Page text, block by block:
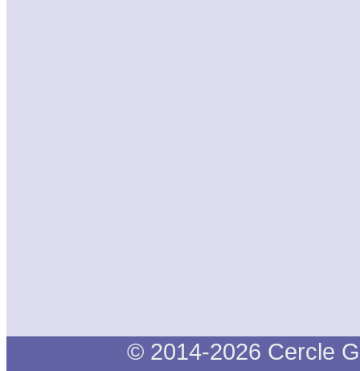
© 2014-2026 Cercle